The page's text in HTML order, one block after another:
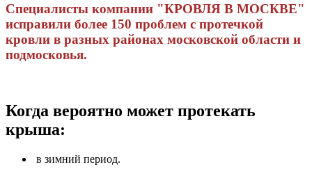
Специалисты компании "КРОВЛЯ В МОСКВЕ"
исправили более 150 проблем с протечкой
кровли в разных районах московской области и
подмосковья.
Когда вероятно может протекать
крыша:
в зимний период.